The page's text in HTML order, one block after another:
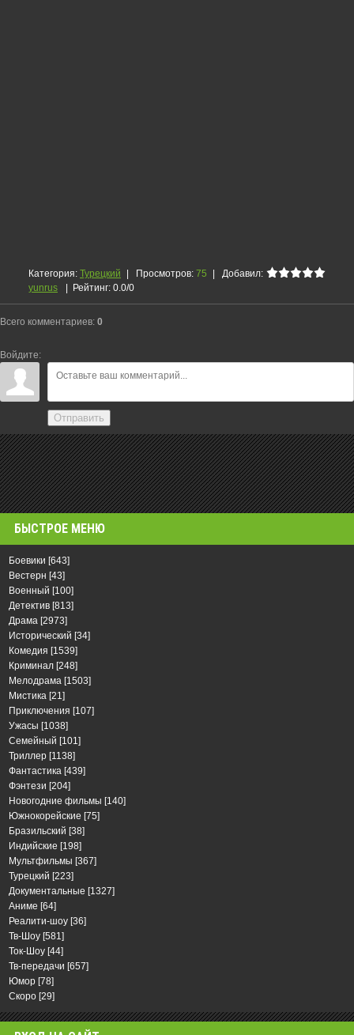
Категория: Турецкий | Просмотров: 75 | Добавил:
yunrus
| Рейтинг: 0.0/0
Всего комментариев: 0
Войдите:
Отправить
БЫСТРОЕ МЕНЮ
Боевики [643]
Вестерн [43]
Военный [100]
Детектив [813]
Драма [2973]
Исторический [34]
Комедия [1539]
Криминал [248]
Мелодрама [1503]
Мистика [21]
Приключения [107]
Ужасы [1038]
Семейный [101]
Триллер [1138]
Фантастика [439]
Фэнтези [204]
Новогодние фильмы [140]
Южнокорейские [75]
Бразильский [38]
Индийские [198]
Мультфильмы [367]
Турецкий [223]
Документальные [1327]
Аниме [64]
Реалити-шоу [36]
Тв-Шоу [581]
Ток-Шоу [44]
Тв-передачи [657]
Юмор [78]
Скоро [29]